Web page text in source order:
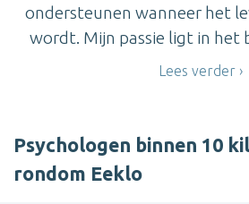
ondersteunen wanneer het
wordt. Mijn passie ligt in het
Lees verder
Psychologen binnen 10
rondom Eeklo